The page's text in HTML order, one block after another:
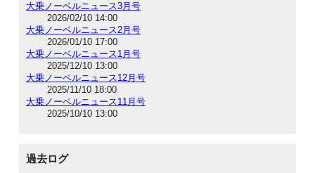
大乗ノーベルニュース3月号
2026/02/10 14:00
大乗ノーベルニュース2月号
2026/01/10 17:00
大乗ノーベルニュース1月号
2025/12/10 13:00
大乗ノーベルニュース12月号
2025/11/10 18:00
大乗ノーベルニュース11月号
2025/10/10 13:00
過去ログ